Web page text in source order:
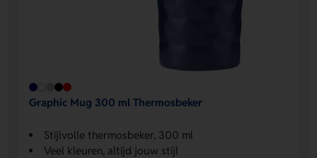
Graphic Mug 300 ml Thermosbeker
Stijlvolle thermosbeker, 300 ml
Veel kleuren, altijd jouw stijl